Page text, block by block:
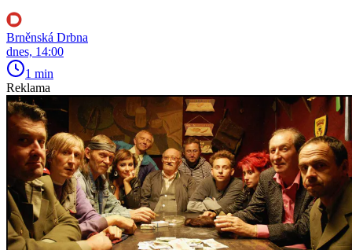
Brněnská Drbna
dnes, 14:00
1 min
Reklama